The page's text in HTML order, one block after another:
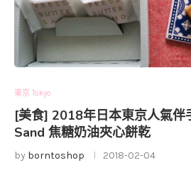
東京 Tokyo
[美食] 2018年日本東京人氣
Sand 焦糖奶油夾心餅乾
by borntoshop 2018-02-04